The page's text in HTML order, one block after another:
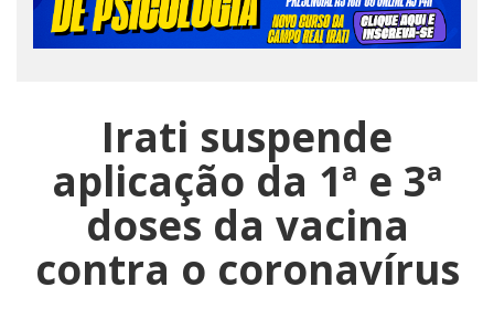
Irati suspende
aplicação da 1ª e 3ª
doses da vacina
contra o coronavírus